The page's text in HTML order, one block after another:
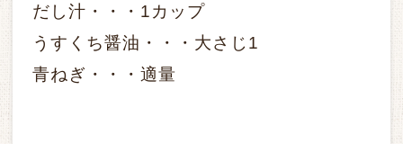
だし汁・・・1カップ
うすくち醤油・・・大さじ1
青ねぎ・・・適量